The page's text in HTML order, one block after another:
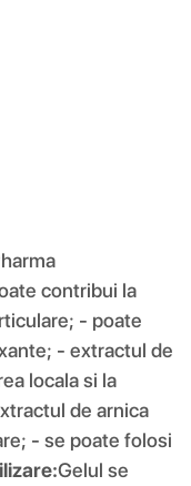
contribui la
- poate
- extractul de
locala si la
de arnica
- se poate folosi
Gelul se